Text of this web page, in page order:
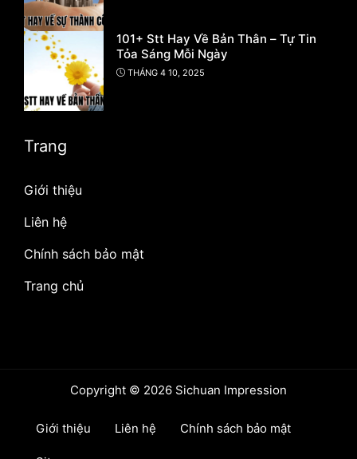
101+ Stt Hay Về Bản Thân – Tự Tin
Tỏa Sáng Mỗi Ngày
THÁNG 4 10, 2025
Trang
Giới thiệu
Liên hệ
Chính sách bảo mật
Trang chủ
Copyright © 2026 Sichuan Impression
Giới thiệu Liên hệ Chính sách bảo mật